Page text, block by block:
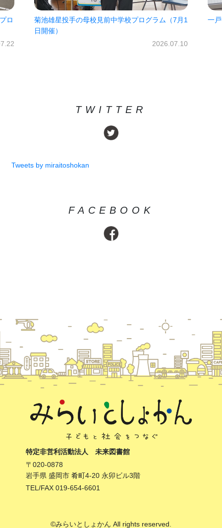
月1
一戸中未来パスポート2026!!
㈱
TWITTER
Tweets by miraitoshokan
FACEBOOK
特定非営利活動法人 未来図書館
〒020-0878
岩手県 盛岡市 肴町4-20 永卯ビル3階
TEL/FAX 019-654-6601
©みらいとしょかん All rights reserved.